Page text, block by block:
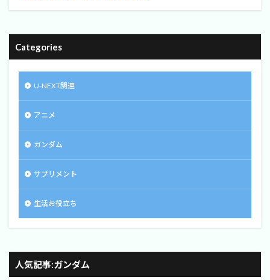
Categories
U-NEXT関連
アニメ
ガンダム
サプリメント
生活お役立ち
人気記事:ガンダム